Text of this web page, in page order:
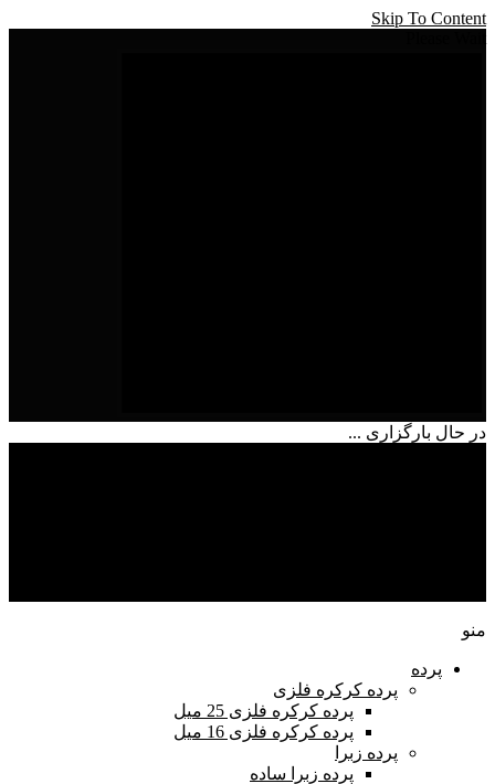
Skip To Content
در حال بارگزاری ...
منو
پرده
پرده کرکره فلزی
پرده کرکره فلزی 25 میل
پرده کرکره فلزی 16 میل
پرده زبرا
پرده زبرا ساده